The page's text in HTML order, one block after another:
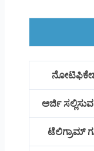
ಅರ್ಜಿ
ಟೆಲಿಗ್ರಾಮ್